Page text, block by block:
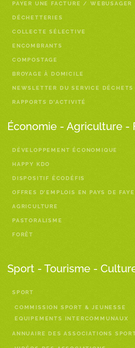
PAYER UNE FACTURE / WEBUSAGER
DÉCHETTERIES
COLLECTE SÉLECTIVE
ENCOMBRANTS
COMPOSTAGE
BROYAGE À DOMICILE
NEWSLETTER DU SERVICE DÉCHETS
RAPPORTS D’ACTIVITÉ
Économie - Agriculture -
DÉVELOPPEMENT ÉCONOMIQUE
HAPPY KDO
DISPOSITIF ÉCODÉFIS
OFFRES D’EMPLOIS EN PAYS DE
AGRICULTURE
PASTORALISME
FORÊT
Sport - Tourisme -
SPORT
COMMISSION SPORT & JEUNESSE
EQUIPEMENTS INTERCOMMUNAUX
ANNUAIRE DES ASSOCIATIONS